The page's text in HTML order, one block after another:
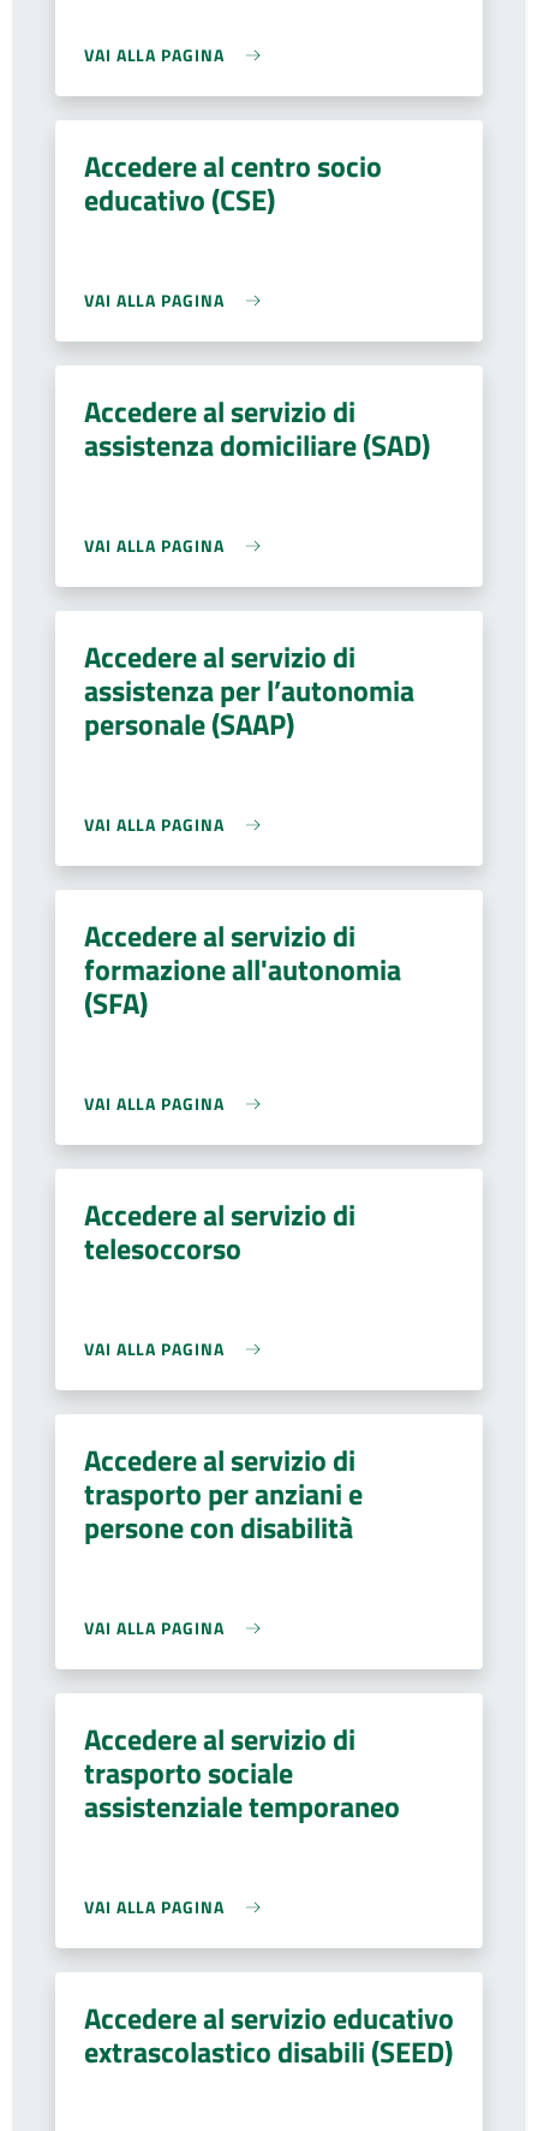
VAI ALLA PAGINA
Accedere al centro socio
educativo (CSE)
VAI ALLA PAGINA
Accedere al servizio di
assistenza domiciliare (SAD)
VAI ALLA PAGINA
Accedere al servizio di
assistenza per l’autonomia
personale (SAAP)
VAI ALLA PAGINA
Accedere al servizio di
formazione all'autonomia
(SFA)
VAI ALLA PAGINA
Accedere al servizio di
telesoccorso
VAI ALLA PAGINA
Accedere al servizio di
trasporto per anziani e
persone con disabilità
VAI ALLA PAGINA
Accedere al servizio di
trasporto sociale
assistenziale temporaneo
VAI ALLA PAGINA
Accedere al servizio educativo
extrascolastico disabili (SEED)